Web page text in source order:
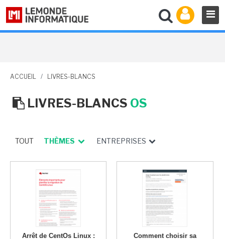
ACCUEIL / LIVRES-BLANCS
LIVRES-BLANCS OS
TOUT THÈMES ENTREPRISES
Arrêt de CentOs Linux :
Comment choisir sa